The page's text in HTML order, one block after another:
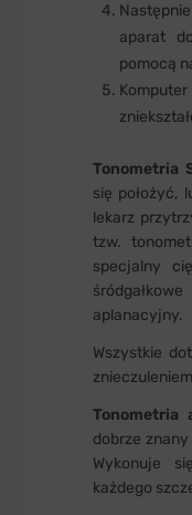
aparat
pomocą
Tonometria
się położyć,
lekarz
tzw.
specjalny
aplanacyjny.
Wszystkie
Tonometria
dobrze
Wykonuje
każdego